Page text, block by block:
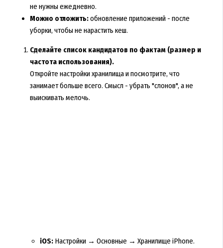
не нужны ежедневно.
Можно отложить:обновление приложений - после
уборки, чтобы не нарастить кеш.
Сделайте список кандидатов по фактам (размер и
частота использования).
Откройте настройки хранилища и посмотрите, что
занимает больше всего. Смысл - убрать "слонов", а не
выискивать мелочь.
iOS:Настройки → Основные → Хранилище iPhone.